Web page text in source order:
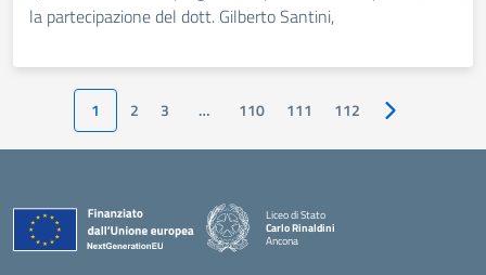
la partecipazione del dott. Gilberto Santini,
1 2 3 … 110 111 112 Pagina
Liceo di Stato
Carlo Rinaldini
Ancona